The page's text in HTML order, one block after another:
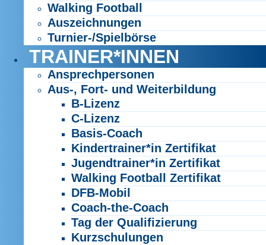
Walking Football
Auszeichnungen
Turnier-/Spielbörse
TRAINER*INNEN
Ansprechpersonen
Aus-, Fort- und Weiterbildung
B-Lizenz
C-Lizenz
Basis-Coach
Kindertrainer*in Zertifikat
Jugendtrainer*in Zertifikat
Walking Football Zertifikat
DFB-Mobil
Coach-the-Coach
Tag der Qualifizierung
Kurzschulungen